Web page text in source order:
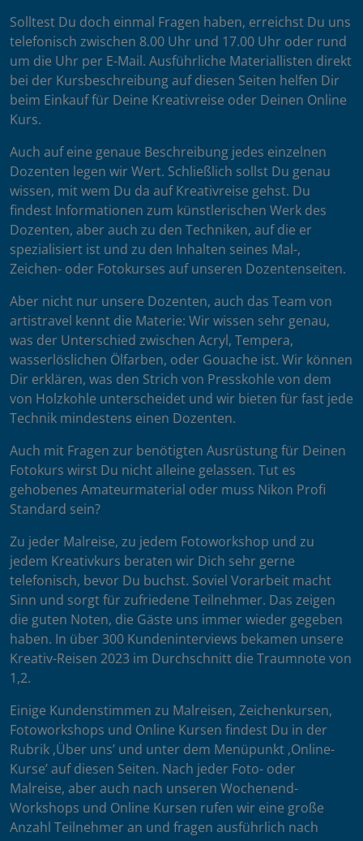
Solltest Du doch einmal Fragen haben, erreichst Du uns
telefonisch zwischen 8.00 Uhr und 17.00 Uhr oder rund
um die Uhr per E-Mail. Ausführliche Materiallisten direkt
bei der Kursbeschreibung auf diesen Seiten helfen Dir
beim Einkauf für Deine Kreativreise oder Deinen Online
Kurs.
Auch auf eine genaue Beschreibung jedes einzelnen
Dozenten legen wir Wert. Schließlich sollst Du genau
wissen, mit wem Du da auf Kreativreise gehst. Du
findest Informationen zum künstlerischen Werk des
Dozenten, aber auch zu den Techniken, auf die er
spezialisiert ist und zu den Inhalten seines Mal-,
Zeichen- oder Fotokurses auf unseren Dozentenseiten.
Aber nicht nur unsere Dozenten, auch das Team von
artistravel kennt die Materie: Wir wissen sehr genau,
was der Unterschied zwischen Acryl, Tempera,
wasserlöslichen Ölfarben, oder Gouache ist. Wir können
Dir erklären, was den Strich von Presskohle von dem
von Holzkohle unterscheidet und wir bieten für fast jede
Technik mindestens einen Dozenten.
Auch mit Fragen zur benötigten Ausrüstung für Deinen
Fotokurs wirst Du nicht alleine gelassen. Tut es
gehobenes Amateurmaterial oder muss Nikon Profi
Standard sein?
Zu jeder Malreise, zu jedem Fotoworkshop und zu
jedem Kreativkurs beraten wir Dich sehr gerne
telefonisch, bevor Du buchst. Soviel Vorarbeit macht
Sinn und sorgt für zufriedene Teilnehmer. Das zeigen
die guten Noten, die Gäste uns immer wieder gegeben
haben. In über 300 Kundeninterviews bekamen unsere
Kreativ-Reisen 2023 im Durchschnitt die Traumnote von
1,2.
Einige Kundenstimmen zu Malreisen, Zeichenkursen,
Fotoworkshops und Online Kursen findest Du in der
Rubrik ‚Über uns’ und unter dem Menüpunkt ‚Online-
Kurse’ auf diesen Seiten. Nach jeder Foto- oder
Malreise, aber auch nach unseren Wochenend-
Workshops und Online Kursen rufen wir eine große
Anzahl Teilnehmer an und fragen ausführlich nach